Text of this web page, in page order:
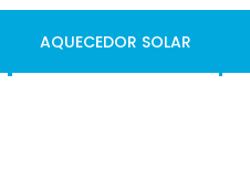
AQUECEDOR SOLAR